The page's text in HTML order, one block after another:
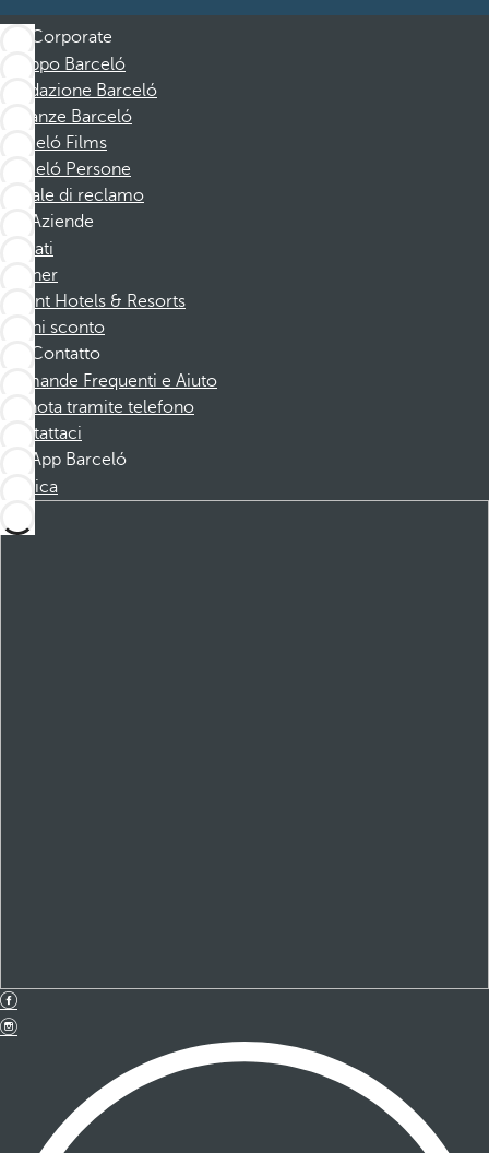
Corporate
Gruppo Barceló
Fondazione Barceló
Vacanze Barceló
Barceló Films
Barceló Persone
Canale di reclamo
Aziende
Affiliati
Partner
Dorint Hotels & Resorts
Buoni sconto
Contatto
Domande Frequenti e Aiuto
Prenota tramite telefono
Contattaci
App Barceló
Scarica